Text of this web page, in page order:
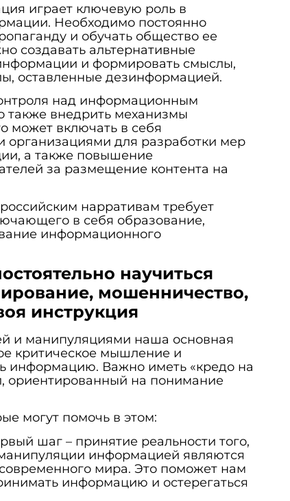
играет ключевую роль в
Необходимо постоянно
и обучать общество ее
создавать альтернативные
и формировать смыслы,
оставленные дезинформацией.
над информационным
также внедрить механизмы
может включать в себя
организациями для разработки мер
а также повышение
за размещение контента на
нарративам требует
в себя образование,
информационного
научиться
мошенничество,
инструкция
и манипуляциями наша основная
критическое мышление и
информацию. Важно иметь «кредо на
ориентированный на понимание
могут помочь в этом:
шаг – принятие реальности того,
информацией являются
мира. Это поможет нам
информацию и остерегаться